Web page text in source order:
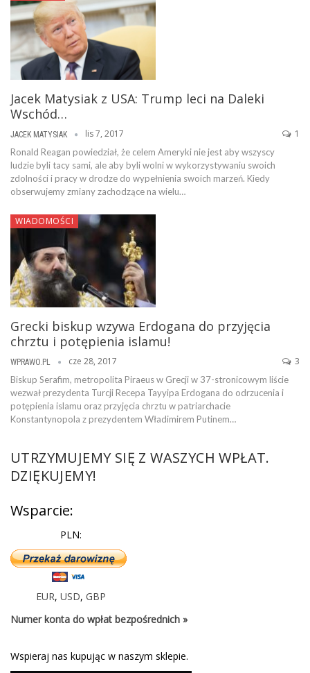
Jacek Matysiak z USA: Trump leci na Daleki
Wschód…
JACEK MATYSIAK lis 7, 2017 1
Ronald Reagan powiedział, że celem Ameryki nie jest aby wszyscy
ludzie byli tacy sami, ale aby byli wolni w wykorzystywaniu swoich
zdolności i pracy w drodze do wypełnienia swoich marzeń. Kiedy
obserwujemy zmiany zachodzące na wielu…
WIADOMOŚCI
Grecki biskup wzywa Erdogana do przyjęcia
chrztu i potępienia islamu!
WPRAWO.PL cze 28, 2017 3
Biskup Serafim, metropolita Piraeus w Grecji w 37-stronicowym liście
wezwał prezydenta Turcji Recepa Tayyipa Erdogana do odrzucenia i
potępienia islamu oraz przyjęcia chrztu w patriarchacie
Konstantynopola z prezydentem Władimirem Putinem…
UTRZYMUJEMY SIĘ Z WASZYCH WPŁAT.
DZIĘKUJEMY!
Wsparcie:
PLN:
EUR, USD, GBP
Numer konta do wpłat bezpośrednich »
Wspieraj nas kupując w naszym sklepie.